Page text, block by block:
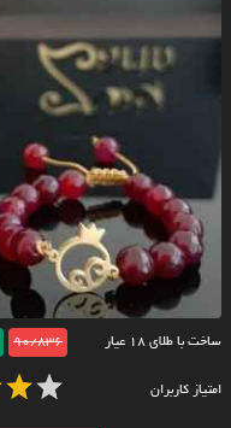
ساخت با طلای ۱۸ عیار 90/836
امتیاز کاربران